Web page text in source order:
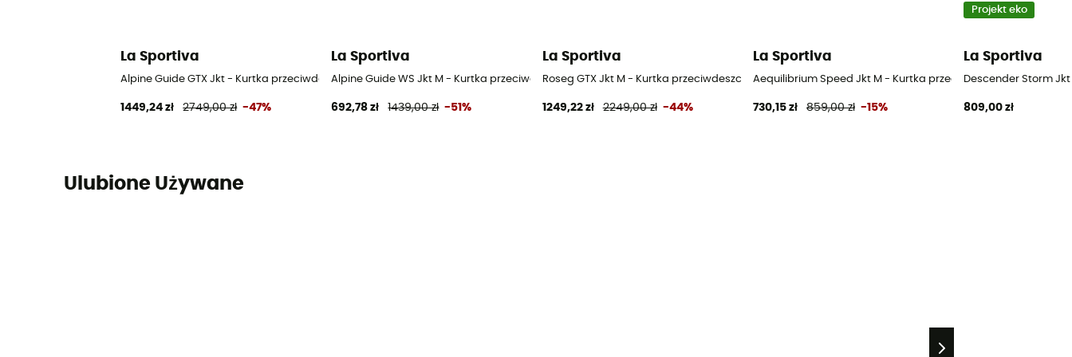
La Sportiva
Alpine Guide GTX Jkt - Kurtka przeciwdeszczowa meska
1449,24 zł 2749,00 zł -47%
La Sportiva
Alpine Guide WS Jkt M - Kurtka przeciwdeszczowa meska
692,78 zł 1439,00 zł -51%
La Sportiva
Roseg GTX Jkt M - Kurtka przeciwdeszczowa meska
1249,22 zł 2249,00 zł -44%
La Sportiva
Aequilibrium Speed Jkt M - Kurtka przeciwdeszczowa meska
730,15 zł 859,00 zł -15%
Projekt eko
La Sportiva
Descender Storm
809,00 zł
Ulubione Używane